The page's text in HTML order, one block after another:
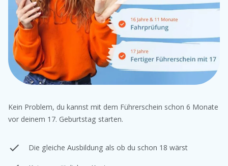
Kein Problem, du kannst mit dem Führerschein schon 6 Monate
vor deinem 17. Geburtstag starten.
Die gleiche Ausbildung als ob du schon 18 wärst